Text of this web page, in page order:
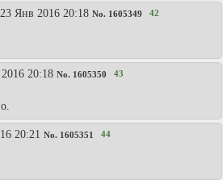
Янв 2016 20:18 No. 1605349 42
20:18 No. 1605350 43
20:21 No. 1605351 44